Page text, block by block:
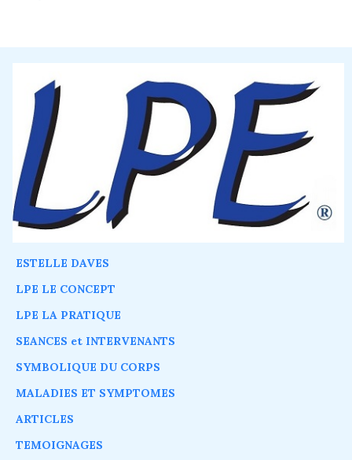
ESTELLE DAVES
LPE LE CONCEPT
LPE LA PRATIQUE
SEANCES et INTERVENANTS
SYMBOLIQUE DU CORPS
MALADIES ET SYMPTOMES
ARTICLES
TEMOIGNAGES